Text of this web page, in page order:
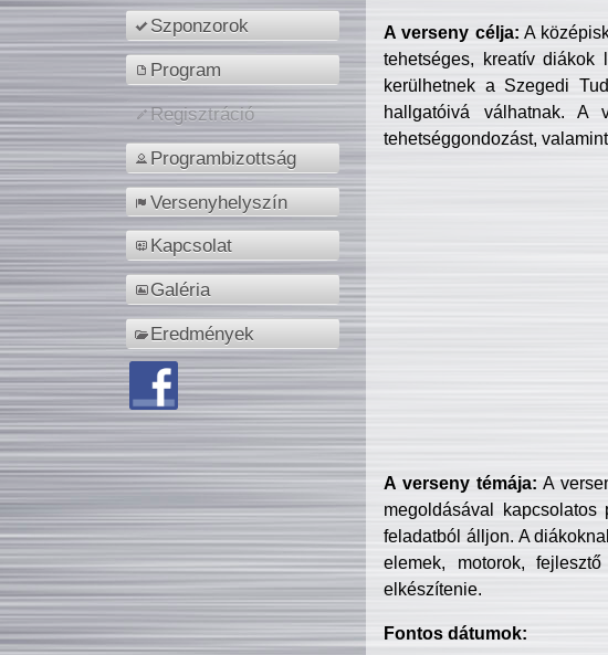
Szponzorok
Program
Regisztráció
Programbizottság
Versenyhelyszín
Kapcsolat
Galéria
Eredmények
A verseny célja: A
tehetséges, kreatív diákok
kerülhetnek a Szegedi
hallgatóivá válhatnak. A
tehetséggondozást,
A verseny témája: A
megoldásával
feladatból álljon. A
elemek, motorok,
elkészítenie.
Fontos dátumok: